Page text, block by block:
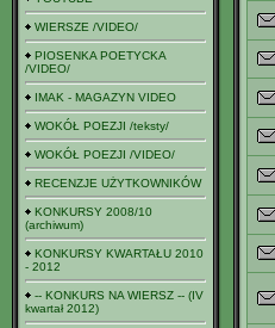
WIERSZE /VIDEO/
PIOSENKA POETYCKA
/VIDEO/
IMAK - MAGAZYN VIDEO
WOKÓŁ POEZJI /teksty/
WOKÓŁ POEZJI /VIDEO/
RECENZJE UŻYTKOWNIKÓW
KONKURSY 2008/10
(archiwum)
KONKURSY KWARTAŁU 2010
- 2012
-- KONKURS NA WIERSZ -- (IV
kwartał 2012)